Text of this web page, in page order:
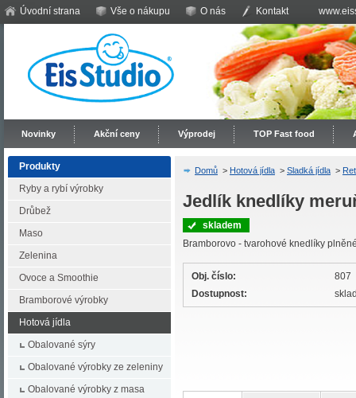
Úvodní strana Vše o nákupu O nás Kontakt
Novinky Akční ceny Výprodej TOP Fast food
Produkty
Ryby a rybí výrobky
Drůbež
Maso
Zelenina
Ovoce a Smoothie
Bramborové výrobky
Hotová jídla
Obalované sýry
Obalované výrobky ze zeleniny
Obalované výrobky z masa
Domů > Hotová jídla > Sladká jídla >
Jedlík knedlíky
skladem
Bramborovo - tvarohové knedlíky
Obj. číslo:
807
Dostupnost: